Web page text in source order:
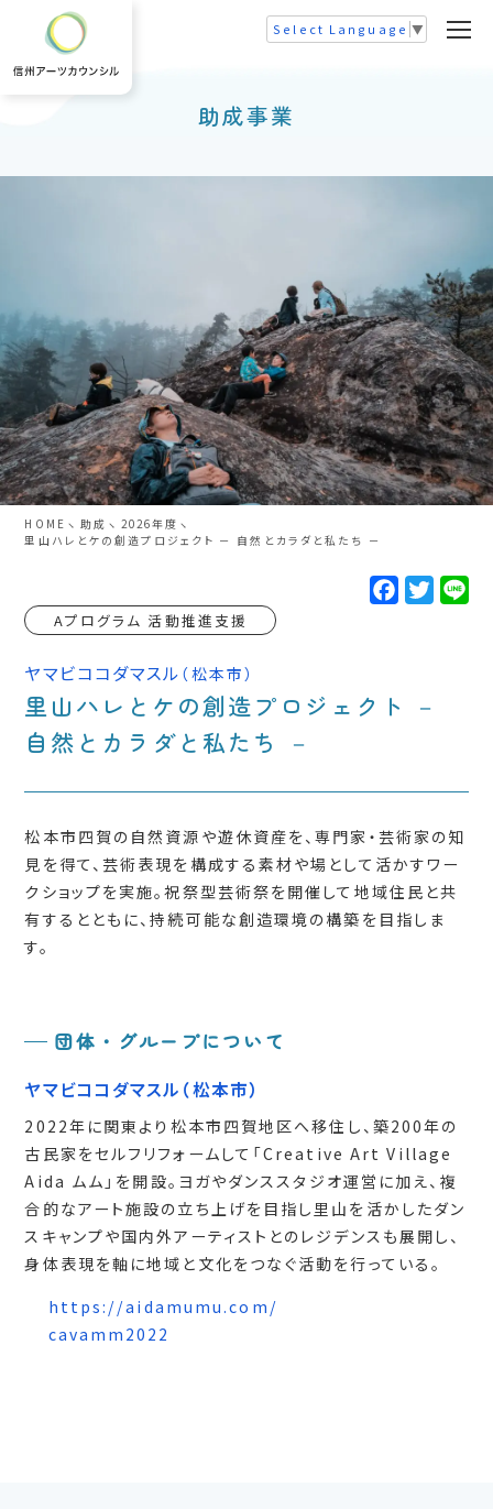
Select Language ▼
HOME 助成
2026年度
里山ハレとケの創造プロジェクト － 自然とカラダと私たち －
F
a
k
T
w
L
i
Aプログラム 活動推進支援
ヤマビココダマスル （松本市）
里山ハレとケの創造プロジェクト －
自然とカラダと私たち －
松本市四賀の自然資源や遊休資産を、専門家・芸術家の知
見を得て、芸術表現を構成する素材や場として活かすワー
クショップを実施。祝祭型芸術祭を開催して地域住民と共
有するとともに、持続可能な創造環境の構築を目指しま
す。
団体・グループについて
ヤマビココダマスル （松本市）
2022年に関東より松本市四賀地区へ移住し、築200年の
古民家をセルフリフォームして「Creative Art Village
Aida ムム」を開設。ヨガやダンススタジオ運営に加え、複
合的なアート施設の立ち上げを目指し里山を活かしたダン
スキャンプや国内外アーティストとのレジデンスも展開し、
身体表現を軸に地域と文化をつなぐ活動を行っている。
https://aidamumu.com/
cavamm2022
助成事業